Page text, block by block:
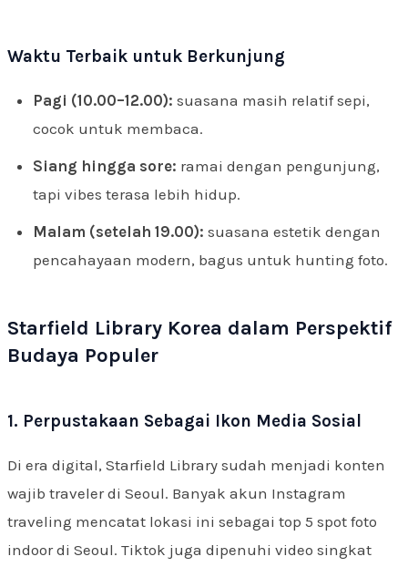
Waktu Terbaik untuk Berkunjung
Pagi (10.00–12.00): suasana masih relatif sepi,
cocok untuk membaca.
Siang hingga sore: ramai dengan pengunjung,
tapi vibes terasa lebih hidup.
Malam (setelah 19.00): suasana estetik dengan
pencahayaan modern, bagus untuk hunting foto.
Starfield Library Korea dalam Perspektif
Budaya Populer
1. Perpustakaan Sebagai Ikon Media Sosial
Di era digital, Starfield Library sudah menjadi konten
wajib traveler di Seoul. Banyak akun Instagram
traveling mencatat lokasi ini sebagai top 5 spot foto
indoor di Seoul. Tiktok juga dipenuhi video singkat